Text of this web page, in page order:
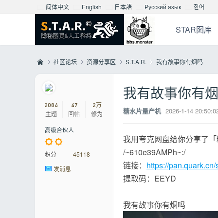
简体中文 English 日本語 Русский язык 한어
STAR图库
»
社区论坛
›
资源分享区 S.T.A.R. 我有故事你有烟吗
2084
主题
47
回帖
2万
修为
高级合伙人
积分
45118
发消息
我有故事你有
糖水片量产机 2026-1-14
我用夸克网盘给你分享了
/~610e39AMPh~:/
链接： https://
提取码：EEYD
我有故事你有烟吗